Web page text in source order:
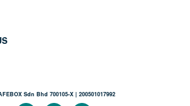
Sdn Bhd 700105-X | 200501017992